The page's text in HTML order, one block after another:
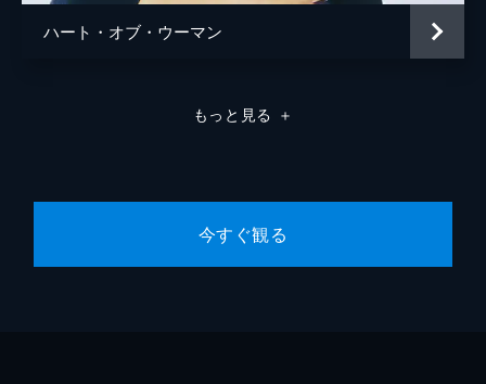
ハート・オブ・ウーマン
もっと見る ＋
今すぐ観る